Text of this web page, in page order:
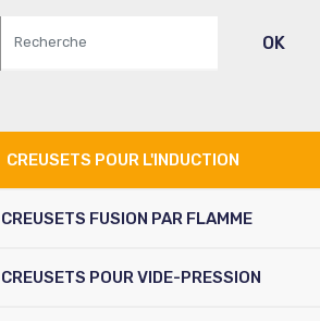
OK
CREUSETS POUR L'INDUCTION
CREUSETS FUSION PAR FLAMME
CREUSETS POUR VIDE-PRESSION